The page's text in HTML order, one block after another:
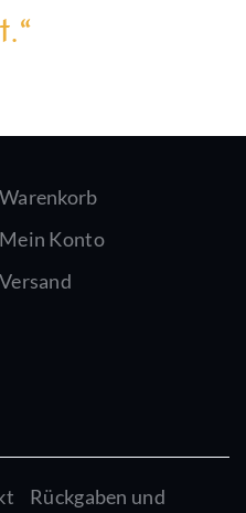
Warenkorb
Mein Konto
Versand
Rückgaben und